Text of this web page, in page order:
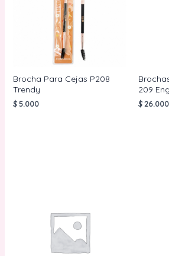
Brocha Para Cejas P208
Trendy
$5.000
209
$26.000